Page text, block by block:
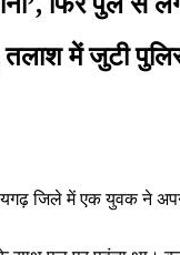
में जुटी
जिले में एक युवक ने